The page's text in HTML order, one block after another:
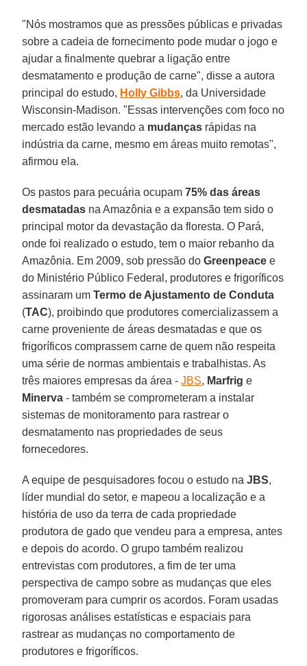
"Nós mostramos que as pressões públicas e privadas
sobre a cadeia de fornecimento pode mudar o jogo e
ajudar a finalmente quebrar a ligação entre
desmatamento e produção de carne", disse a autora
principal do estudo, Holly Gibbs, da Universidade
Wisconsin-Madison. "Essas intervenções com foco no
mercado estão levando a mudanças rápidas na
indústria da carne, mesmo em áreas muito remotas",
afirmou ela.
Os pastos para pecuária ocupam75% das áreas
desmatadas na Amazônia e a expansão tem sido o
principal motor da devastação da floresta. O Pará,
onde foi realizado o estudo, tem o maior rebanho da
Amazônia. Em 2009, sob pressão doGreenpeace e
do Ministério Público Federal, produtores e frigoríficos
assinaram umTermo de Ajustamento de Conduta
(TAC), proibindo que produtores comercializassem a
carne proveniente de áreas desmatadas e que os
frigoríficos comprassem carne de quem não respeita
uma série de normas ambientais e trabalhistas. As
três maiores empresas da área -JBS, Marfrig e
Minerva - também se comprometeram a instalar
sistemas de monitoramento para rastrear o
desmatamento nas propriedades de seus
fornecedores.
A equipe de pesquisadores focou o estudo naJBS,
líder mundial do setor, e mapeou a localização e a
história de uso da terra de cada propriedade
produtora de gado que vendeu para a empresa, antes
e depois do acordo. O grupo também realizou
entrevistas com produtores, a fim de ter uma
perspectiva de campo sobre as mudanças que eles
promoveram para cumprir os acordos. Foram usadas
rigorosas análises estatísticas e espaciais para
rastrear as mudanças no comportamento de
produtores e frigoríficos.